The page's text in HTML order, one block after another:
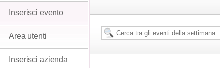
Inserisci evento
Area utenti
Inserisci azienda